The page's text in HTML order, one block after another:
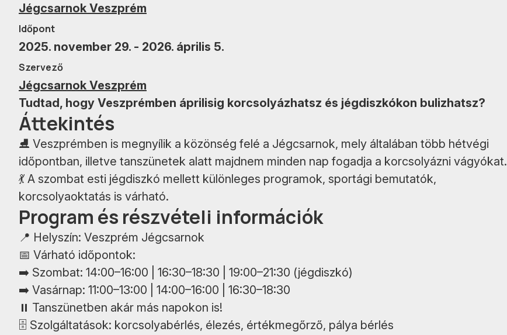
Jégcsarnok Veszprém
Időpont
2025. november 29. - 2026. április 5.
Szervező
Jégcsarnok Veszprém
Tudtad, hogy Veszprémben áprilisig korcsolyázhatsz és jégdiszkókon bulizhatsz?
Áttekintés
⛸ Veszprémben is megnyílik a közönség felé a Jégcsarnok, mely általában több hétvégi
időpontban, illetve tanszünetek alatt majdnem minden nap fogadja a korcsolyázni vágyókat.
💃 A szombat esti jégdiszkó mellett különleges programok, sportági bemutatók,
korcsolyaoktatás is várható.
Program és részvételi információk
📍 Helyszín: Veszprém Jégcsarnok
📅 Várható időpontok:
➡️ Szombat: 14:00–16:00 | 16:30–18:30 | 19:00–21:30 (jégdiszkó)
➡️ Vasárnap: 11:00–13:00 | 14:00–16:00 | 16:30–18:30
⏸ Tanszünetben akár más napokon is!
🗄 Szolgáltatások: korcsolyabérlés, élezés, értékmegőrző, pálya bérlés